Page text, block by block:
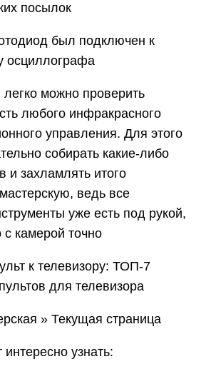
посылок
был подключен к
осциллографа
легко можно проверить
любого инфракрасного
управления. Для этого
собирать какие-либо
и захламлять итого
ведь все
уже есть под рукой,
камерой точно
к телевизору: ТОП-7
для телевизора
» Текущая страница
узнать: